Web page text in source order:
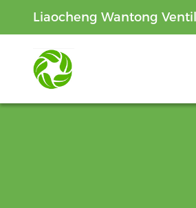
Liaocheng Wantong